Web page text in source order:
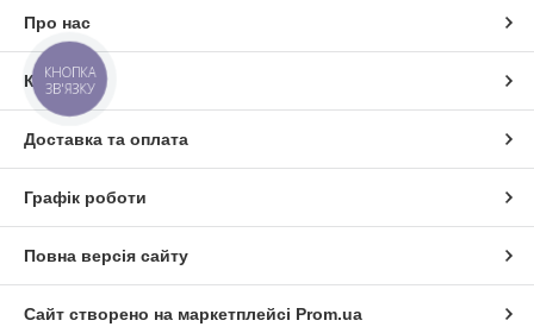
Про нас
Контакти
Доставка та оплата
Графік роботи
Повна версія сайту
Сайт створено на маркетплейсі Prom.ua
КНОПКА
ЗВ'ЯЗКУ